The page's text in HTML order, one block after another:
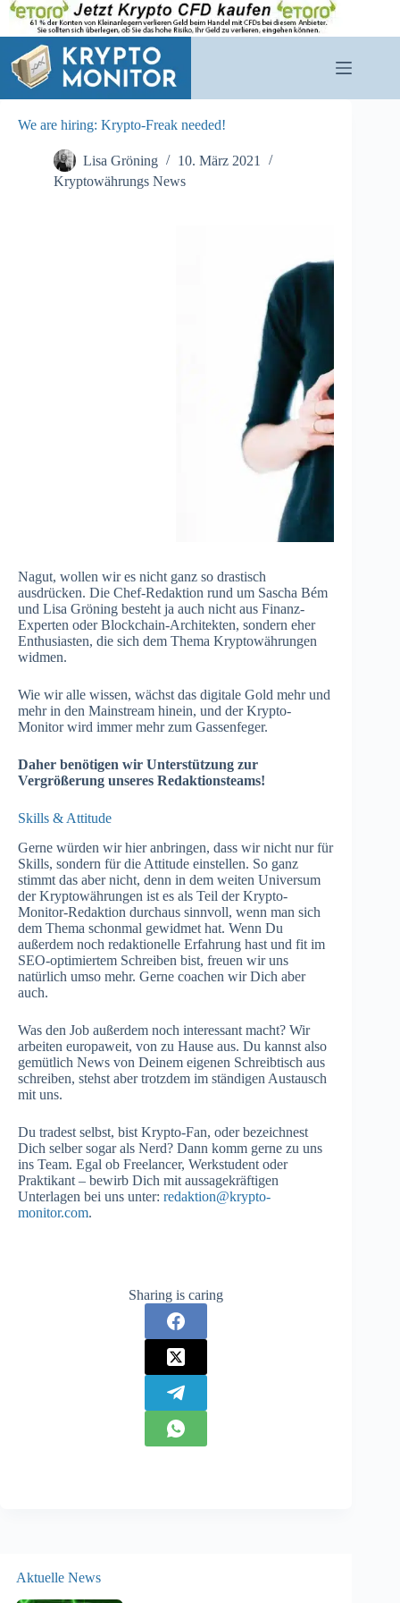
Zum
Inhalt
springen
We are hiring: Krypto-Freak needed!
Lisa Gröning
10. März 2021
Kryptowährungs News
Nagut, wollen wir es nicht ganz so drastisch
ausdrücken. Die Chef-Redaktion rund um Sascha Bém
und Lisa Gröning besteht ja auch nicht aus Finanz-
Experten oder Blockchain-Architekten, sondern eher
Enthusiasten, die sich dem Thema Kryptowährungen
widmen.
Wie wir alle wissen, wächst das digitale Gold mehr und
mehr in den Mainstream hinein, und der Krypto-
Monitor wird immer mehr zum Gassenfeger.
Daher benötigen wir Unterstützung zur
Vergrößerung unseres Redaktionsteams!
Skills & Attitude
Gerne würden wir hier anbringen, dass wir nicht nur für
Skills, sondern für die Attitude einstellen. So ganz
stimmt das aber nicht, denn in dem weiten Universum
der Kryptowährungen ist es als Teil der Krypto-
Monitor-Redaktion durchaus sinnvoll, wenn man sich
dem Thema schonmal gewidmet hat. Wenn Du
außerdem noch redaktionelle Erfahrung hast und fit im
SEO-optimiertem Schreiben bist, freuen wir uns
natürlich umso mehr. Gerne coachen wir Dich aber
auch.
Was den Job außerdem noch interessant macht? Wir
arbeiten europaweit, von zu Hause aus. Du kannst also
gemütlich News von Deinem eigenen Schreibtisch aus
schreiben, stehst aber trotzdem im ständigen Austausch
mit uns.
Du tradest selbst, bist Krypto-Fan, oder bezeichnest
Dich selber sogar als Nerd? Dann komm gerne zu uns
ins Team. Egal ob Freelancer, Werkstudent oder
Praktikant – bewirb Dich mit aussagekräftigen
Unterlagen bei uns unter: redaktion@krypto-
monitor.com.
Sharing is caring
Aktuelle News